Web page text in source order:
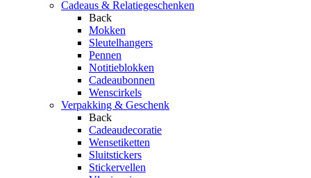
Cadeaus & Relatiegeschenken
Back
Mokken
Sleutelhangers
Pennen
Notitieblokken
Cadeaubonnen
Wenscirkels
Verpakking & Geschenk
Back
Cadeaudecoratie
Wensetiketten
Sluitstickers
Stickervellen